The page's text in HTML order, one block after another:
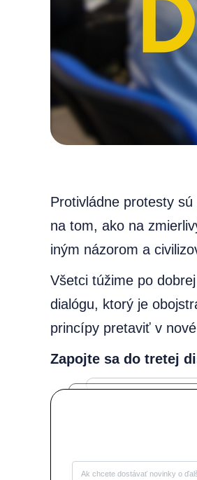
Protivládne protesty
na tom, ako na
iným názorom a
Všetci túžime po
dialógu, ktorý je
princípy pretaviť v
Zapojte sa do tretej